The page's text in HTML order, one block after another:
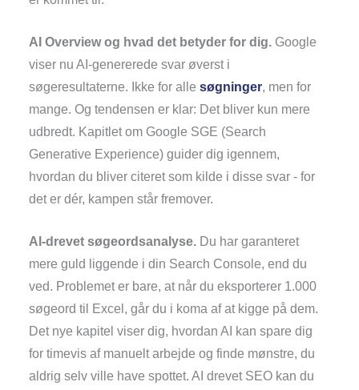
AI Overview og hvad det betyder for dig. Google
viser nu AI-genererede svar øverst i
søgeresultaterne. Ikke for alle søgninger, men for
mange. Og tendensen er klar: Det bliver kun mere
udbredt. Kapitlet om Google SGE (Search
Generative Experience) guider dig igennem,
hvordan du bliver citeret som kilde i disse svar - for
det er dér, kampen står fremover.
AI-drevet søgeordsanalyse. Du har garanteret
mere guld liggende i din Search Console, end du
ved. Problemet er bare, at når du eksporterer 1.000
søgeord til Excel, går du i koma af at kigge på dem.
Det nye kapitel viser dig, hvordan AI kan spare dig
for timevis af manuelt arbejde og finde mønstre, du
aldrig selv ville have spottet. AI drevet SEO kan du